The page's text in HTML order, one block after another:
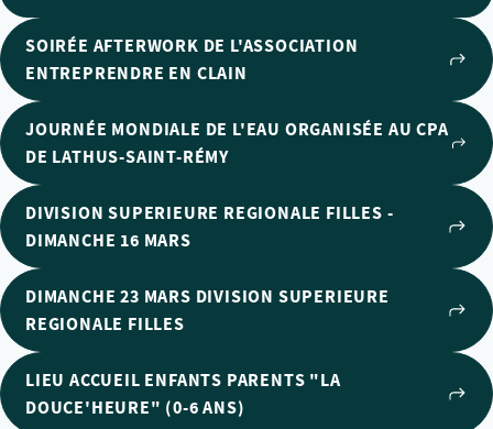
SOIRÉE AFTERWORK DE L'ASSOCIATION
ENTREPRENDRE EN CLAIN
JOURNÉE MONDIALE DE L'EAU ORGANISÉE AU CPA
DE LATHUS-SAINT-RÉMY
DIVISION SUPERIEURE REGIONALE FILLES -
DIMANCHE 16 MARS
DIMANCHE 23 MARS DIVISION SUPERIEURE
REGIONALE FILLES
LIEU ACCUEIL ENFANTS PARENTS "LA
DOUCE'HEURE" (0-6 ANS)